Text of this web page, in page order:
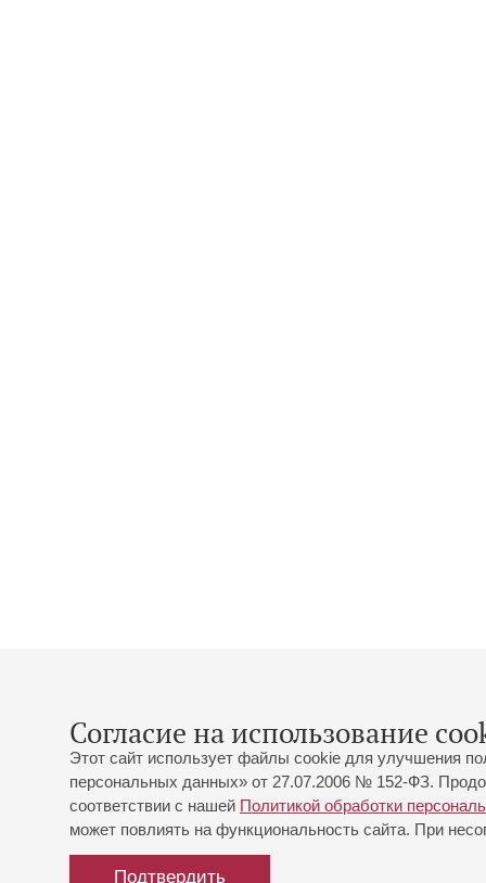
Согласие на использование
Этот сайт использует файлы cookie для улучшения
персональных данных» от 27.07.2006 № 152-ФЗ.
соответствии с нашей Политикой обработки
может повлиять на функциональность сайта. При
Подтвердить